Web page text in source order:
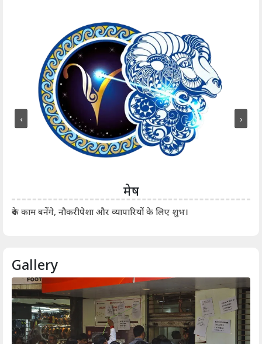
मेष
रुके काम बनेंगे, नौकरीपेशा और व्यापारियों के लिए शुभ।
‹ ›
Gallery